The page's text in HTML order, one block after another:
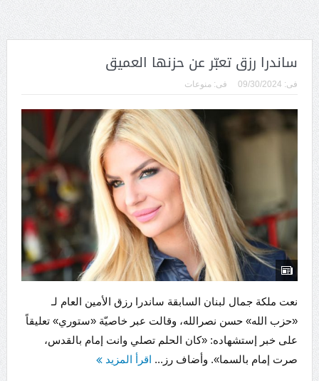
ساندرا رزق تعبّر عن حزنها العميق
فى: 09/30/2024 فى: منوعات
نعت ملكة جمال لبنان السابقة ساندرا رزق الأمين العام لـ
«حزب الله» حسن نصرالله، وقالت عبر خاصيّة «ستوري» تعليقاً
على خبر إستشهاده: «كان الحلم تصلي وانت إمام بالقدس،
صرت إمام بالسما». وأضاف رز... اقرأ المزيد